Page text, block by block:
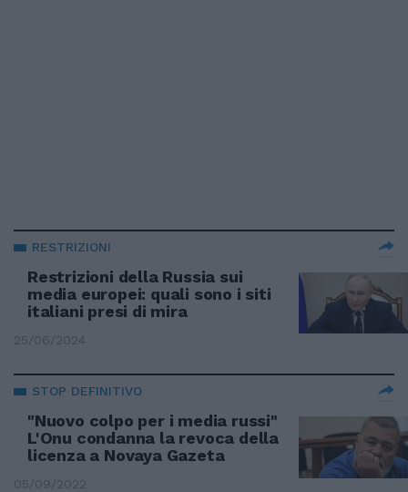
RESTRIZIONI
Restrizioni della Russia sui
media europei: quali sono i siti
italiani presi di mira
25/06/2024
STOP DEFINITIVO
"Nuovo colpo per i media russi"
L'Onu condanna la revoca della
licenza a Novaya Gazeta
05/09/2022